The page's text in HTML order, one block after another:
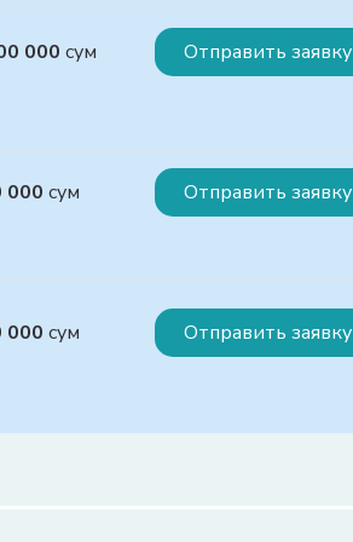
000 сум Отправить заявку
000 сум Отправить заявку
000 сум Отправить заявку